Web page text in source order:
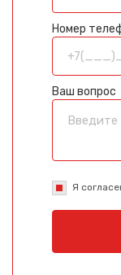
Номер
Ваш вопрос
Я